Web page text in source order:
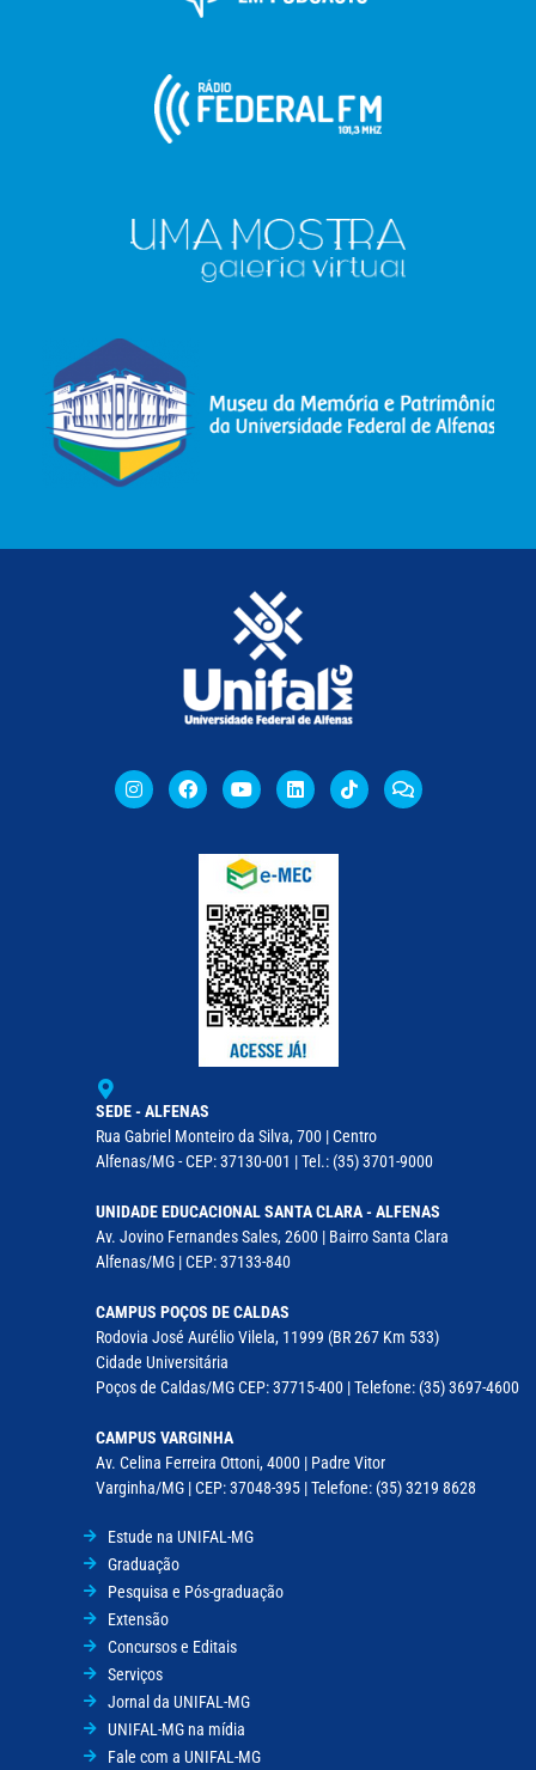
SEDE - ALFENAS
Rua Gabriel Monteiro da Silva, 700 | Centro
Alfenas/MG - CEP: 37130-001 | Tel.: (35) 3701-9000
UNIDADE EDUCACIONAL SANTA CLARA - ALFENAS
Av. Jovino Fernandes Sales, 2600 | Bairro Santa Clara
Alfenas/MG | CEP: 37133-840
CAMPUS POÇOS DE CALDAS
Rodovia José Aurélio Vilela, 11999 (BR 267 Km 533)
Cidade Universitária
Poços de Caldas/MG CEP: 37715-400 | Telefone: (35) 3697-4600
CAMPUS VARGINHA
Av. Celina Ferreira Ottoni, 4000 | Padre Vitor
Varginha/MG | CEP: 37048-395 | Telefone: (35) 3219 8628
Estude na UNIFAL-MG
Graduação
Pesquisa e Pós-graduação
Extensão
Concursos e Editais
Serviços
Jornal da UNIFAL-MG
UNIFAL-MG na mídia
Fale com a UNIFAL-MG